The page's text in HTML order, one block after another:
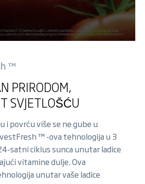
™
PRIRODOM,
SVJETLOŠĆU
i povrću više se ne gube u
™ -ova tehnologija u 3
satni ciklus sunca unutar ladice
vitamine dulje. Ova
unutar vaše ladice